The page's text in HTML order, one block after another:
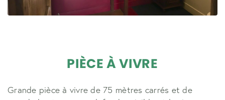
PIÈCE À VIVRE
Grande pièce à vivre de 75 mètres carrés et de